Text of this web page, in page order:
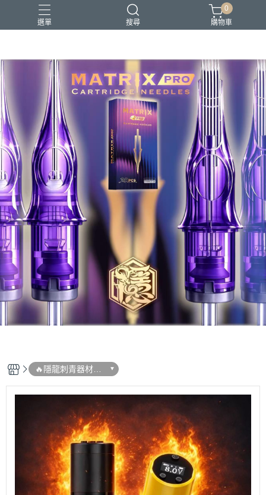
選單 搜尋
0
購物車
🔥隱龍刺青器材➠
新品專區 (即時更
新)